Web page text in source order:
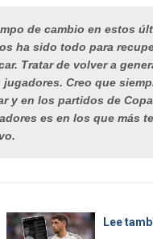
de cambio en estos
ha sido todo para
Tratar de volver a
jugadores. Creo que
y en los partidos de Copa
es en los que más
Lee